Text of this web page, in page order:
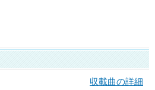
収載曲の詳細